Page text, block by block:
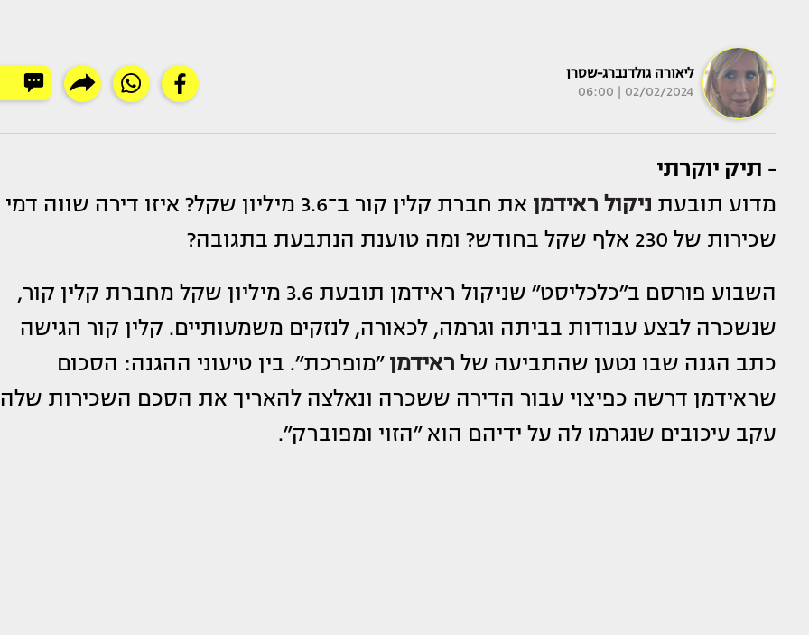
ליאורה גולדנברג-שטרן
02/02/2024 | 06:00
- תיק יוקרתי
מדוע תובעת ניקול ראידמן
את חברת קלין קור ב־3.6 מיליון שקל? איזו דירה שווה דמי
שכירות של 230 אלף שקל בחודש? ומה טוענת הנתבעת בתגובה?
השבוע פורסם ב״כלכליסט״ שניקול ראידמן תובעת 3.6 מיליון שקל מחברת קלין קור,
שנשכרה לבצע עבודות בביתה וגרמה, לכאורה, לנזקים משמעותיים. קלין קור הגישה
כתב הגנה שבו נטען שהתביעה של ראידמן ״מופרכת״. בין טיעוני ההגנה: הסכום
שראידמן דרשה כפיצוי עבור הדירה ששכרה ונאלצה להאריך את הסכם השכירות שלה
עקב עיכובים שנגרמו לה על ידיהם הוא ״הזוי ומפוברק״.